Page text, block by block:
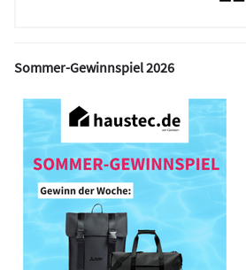
Sommer-Gewinnspiel 2026